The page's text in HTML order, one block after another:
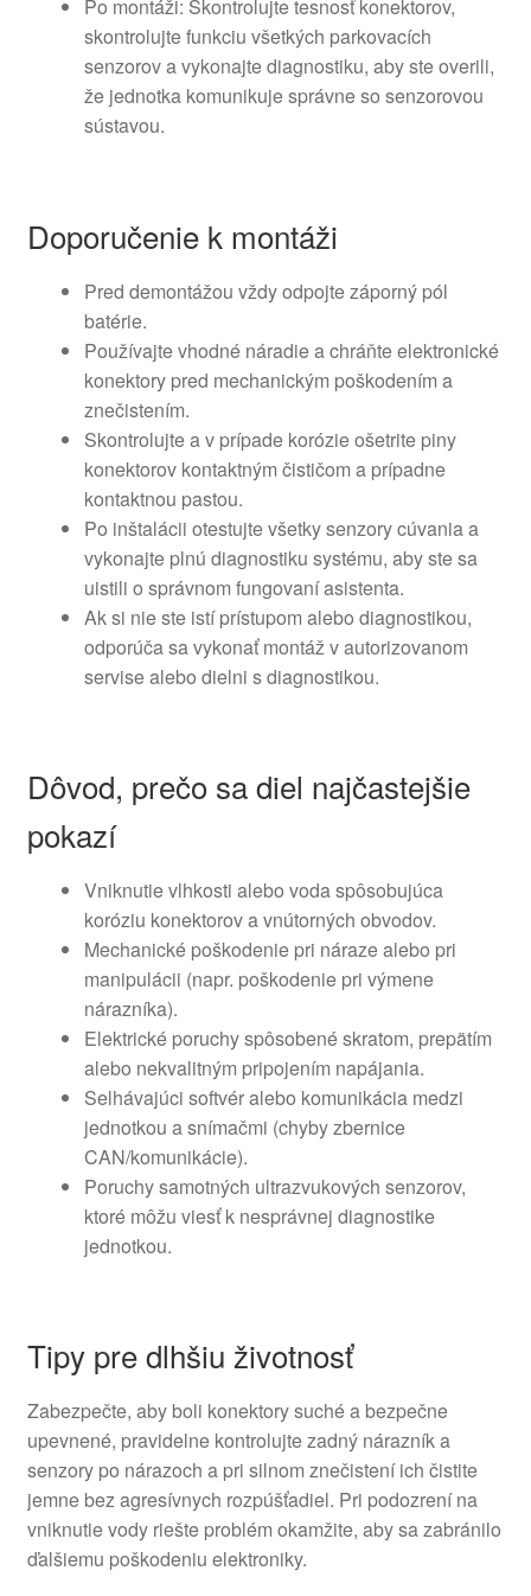
Po montáži: Skontrolujte tesnosť konektorov,
skontrolujte funkciu všetkých parkovacích
senzorov a vykonajte diagnostiku, aby ste overili,
že jednotka komunikuje správne so senzorovou
sústavou.
Doporučenie k montáži
Pred demontážou vždy odpojte záporný pól
batérie.
Používajte vhodné náradie a chráňte elektronické
konektory pred mechanickým poškodením a
znečistením.
Skontrolujte a v prípade korózie ošetrite piny
konektorov kontaktným čističom a prípadne
kontaktnou pastou.
Po inštalácii otestujte všetky senzory cúvania a
vykonajte plnú diagnostiku systému, aby ste sa
uistili o správnom fungovaní asistenta.
Ak si nie ste istí prístupom alebo diagnostikou,
odporúča sa vykonať montáž v autorizovanom
servise alebo dielni s diagnostikou.
Dôvod, prečo sa diel najčastejšie
pokazí
Vniknutie vlhkosti alebo voda spôsobujúca
koróziu konektorov a vnútorných obvodov.
Mechanické poškodenie pri náraze alebo pri
manipulácii (napr. poškodenie pri výmene
nárazníka).
Elektrické poruchy spôsobené skratom, prepätím
alebo nekvalitným pripojením napájania.
Selhávajúci softvér alebo komunikácia medzi
jednotkou a snímačmi (chyby zbernice
CAN/komunikácie).
Poruchy samotných ultrazvukových senzorov,
ktoré môžu viesť k nesprávnej diagnostike
jednotkou.
Tipy pre dlhšiu životnosť
Zabezpečte, aby boli konektory suché a bezpečne
upevnené, pravidelne kontrolujte zadný nárazník a
senzory po nárazoch a pri silnom znečistení ich čistite
jemne bez agresívnych rozpúšťadiel. Pri podozrení na
vniknutie vody riešte problém okamžite, aby sa zabránilo
ďalšiemu poškodeniu elektroniky.